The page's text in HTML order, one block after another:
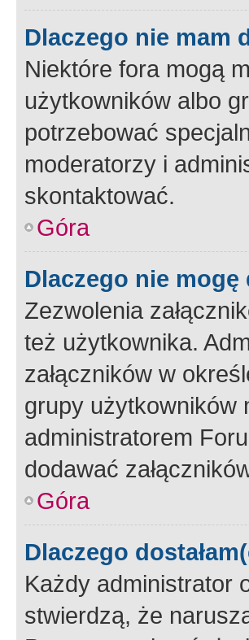
Dlaczego nie mam
Niektóre fora mogą
użytkowników albo
potrzebować
moderatorzy i
skontaktować.
Góra
Dlaczego nie mogę
Zezwolenia
też użytkownika.
załączników w
grupy użytkowników
administratorem
dodawać
Góra
Dlaczego
Każdy administrator
stwierdzą, że